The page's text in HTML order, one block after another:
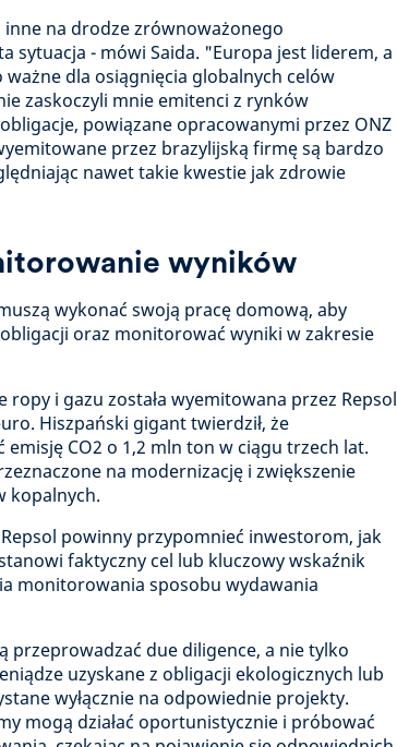
na drodze zrównoważonego
sytuacja - mówi Saida. "Europa jest liderem, a
ważne dla osiągnięcia globalnych celów
zaskoczyli mnie emitenci z rynków
powiązane opracowanymi przez ONZ
przez brazylijską firmę są bardzo
nawet takie kwestie jak zdrowie
wyników
wykonać swoją pracę domową, aby
oraz monitorować wyniki w zakresie
i gazu została wyemitowana przez Repsol
Hiszpański gigant twierdził, że
CO2 o 1,2 mln ton w ciągu trzech lat.
na modernizację i zwiększenie
kopalnych.
powinny przypomnieć inwestorom, jak
faktyczny cel lub kluczowy wskaźnik
monitorowania sposobu wydawania
przeprowadzać due diligence, a nie tylko
uzyskane z obligacji ekologicznych lub
wyłącznie na odpowiednie projekty.
mogą działać oportunistycznie i próbować